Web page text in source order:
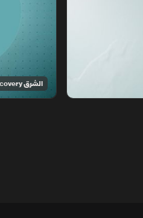
الشرق Discovery